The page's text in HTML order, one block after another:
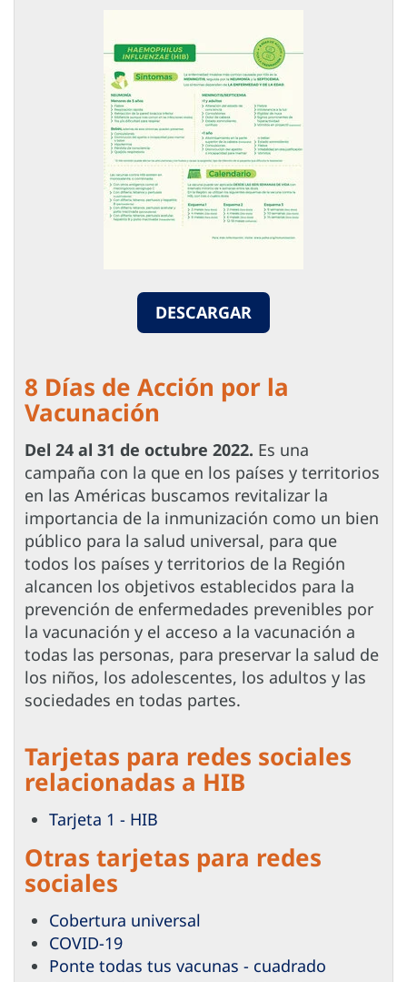
DESCARGAR
8 Días de Acción por la
Vacunación
Del 24 al 31 de octubre 2022. Es una
campaña con la que en los países y territorios
en las Américas buscamos revitalizar la
importancia de la inmunización como un bien
público para la salud universal, para que
todos los países y territorios de la Región
alcancen los objetivos establecidos para la
prevención de enfermedades prevenibles por
la vacunación y el acceso a la vacunación a
todas las personas, para preservar la salud de
los niños, los adolescentes, los adultos y las
sociedades en todas partes.
Tarjetas para redes sociales
relacionadas a HIB
Tarjeta 1 - HIB
Otras tarjetas para redes
sociales
Cobertura universal
COVID-19
Ponte todas tus vacunas - cuadrado